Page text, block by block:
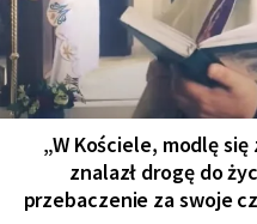
„W Kościele, modlę
znalazł drogę do
przebaczenie za swoje